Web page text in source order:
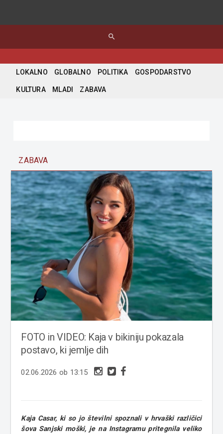
search
LOKALNO GLOBALNO POLITIKA GOSPODARSTVO
KULTURA MLADI ZABAVA
ZABAVA
FOTO in VIDEO: Kaja v bikiniju pokazala
postavo, ki jemlje dih
02.06.2026 ob 13:15
Kaja Casar, ki so jo številni spoznali v hrvaški različici
šova Sanjski moški, je na Instagramu pritegnila veliko